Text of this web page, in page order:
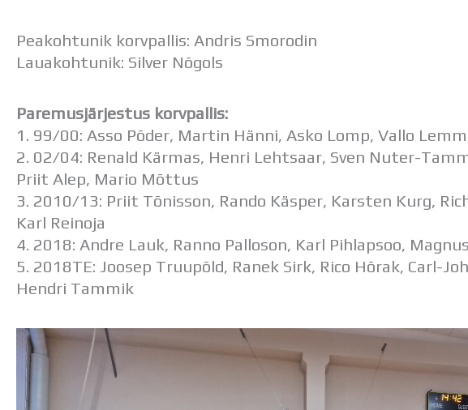
Peakohtunik korvpallis: Andris Smorodin
Lauakohtunik: Silver Nõgols
Paremusjärjestus korvpallis:
1. 99/00: Asso Põder, Martin Hänni, Asko Lomp, Vallo
2. 02/04: Renald Kärmas, Henri Lehtsaar, Sven Nuter-
Priit Alep, Mario Mõttus
3. 2010/13: Priit Tõnisson, Rando Käsper, Karsten Kurg,
Karl Reinoja
4. 2018: Andre Lauk, Ranno Palloson, Karl Pihlapsoo,
5. 2018TE: Joosep Truupõld, Ranek Sirk, Rico Hõrak, Carl-
Hendri Tammik